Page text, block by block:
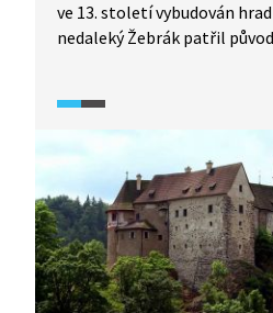
ve 13. století vybudován
nedaleký Žebrák patřil
Valdek inspirací pro
cílem výletů skautů a
kulturní památkou.